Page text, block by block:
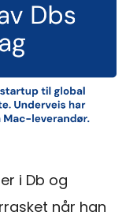
i Db og
når han